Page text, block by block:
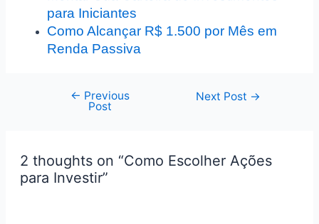
para Iniciantes
Como Alcançar R$ 1.500 por Mês em
Renda Passiva
navigation
← Previous
Post
Next Post →
2 thoughts on “Como Escolher Ações
para Investir”